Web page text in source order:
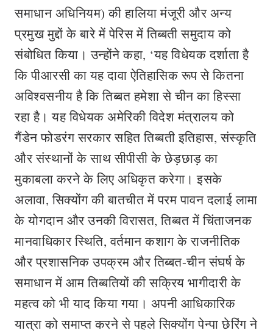
समाधान अधिनियम) की हालिया मंजूरी और अन्य
प्रमुख मुद्दों के बारे में पेरिस में तिब्बती समुदाय को
संबोधित किया। उन्होंने कहा, ‘यह विधेयक दर्शाता है
कि पीआरसी का यह दावा ऐतिहासिक रूप से कितना
अविश्वसनीय है कि तिब्बत हमेशा से चीन का हिस्सा
रहा है। यह विधेयक अमेरिकी विदेश मंत्रालय को
गैंडेन फोडरंग सरकार सहित तिब्बती इतिहास, संस्कृति
और संस्थानों के साथ सीपीसी के छेड़छाड़ का
मुकाबला करने के लिए अधिकृत करेगा। इसके
अलावा, सिक्योंग की बातचीत में परम पावन दलाई लामा
के योगदान और उनकी विरासत, तिब्बत में चिंताजनक
मानवाधिकार स्थिति, वर्तमान कशाग के राजनीतिक
और प्रशासनिक उपक्रम और तिब्बत-चीन संघर्ष के
समाधान में आम तिब्बतियों की सक्रिय भागीदारी के
महत्व को भी याद किया गया। अपनी आधिकारिक
यात्रा को समाप्त करने से पहले सिक्योंग पेन्पा छेरिंग ने